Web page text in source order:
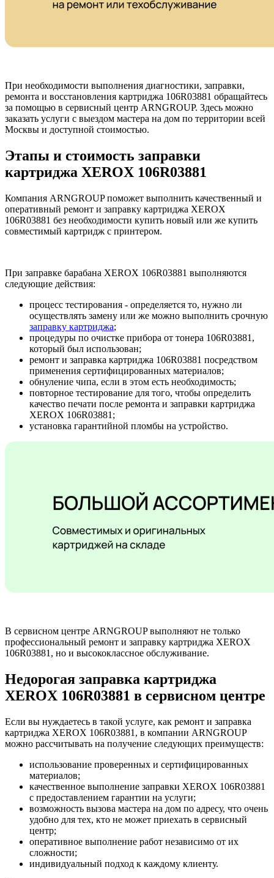
При необходимости выполнения диагностики, заправки,
ремонта и восстановления картриджа 106R03881 обращайтесь
за помощью в сервисный центр ARNGROUP. Здесь можно
заказать услуги с выездом мастера на дом по территории всей
Москвы и доступной стоимостью.
Этапы и стоимость заправки
картриджа XEROX 106R03881
Компания ARNGROUP поможет выполнить качественный и
оперативный ремонт и заправку картриджа XEROX
106R03881 без необходимости купить новый или же купить
совместимый картридж с принтером.
При заправке барабана XEROX 106R03881 выполняются
следующие действия:
процесс тестирования - определяется то, нужно ли
осуществлять замену или же можно выполнить срочную
заправку картриджа;
процедуры по очистке прибора от тонера 106R03881,
который был использован;
ремонт и заправка картриджа 106R03881 посредством
применения сертифицированных материалов;
обнуление чипа, если в этом есть необходимость;
повторное тестирование для того, чтобы определить
качество печати после ремонта и заправки картриджа
XEROX 106R03881;
установка гарантийной пломбы на устройство.
В сервисном центре ARNGROUP выполняют не только
профессиональный ремонт и заправку картриджа XEROX
106R03881, но и высококлассное обслуживание.
Недорогая заправка картриджа
XEROX 106R03881 в сервисном центре
Если вы нуждаетесь в такой услуге, как ремонт и заправка
картриджа XEROX 106R03881, в компании ARNGROUP
можно рассчитывать на получение следующих преимуществ:
использование проверенных и сертифицированных
материалов;
качественное выполнение заправки XEROX 106R03881
с предоставлением гарантии на услуги;
возможность вызова мастера на дом по адресу, что очень
удобно для тех, кто не может приехать в сервисный
центр;
оперативное выполнение работ независимо от их
сложности;
индивидуальный подход к каждому клиенту.